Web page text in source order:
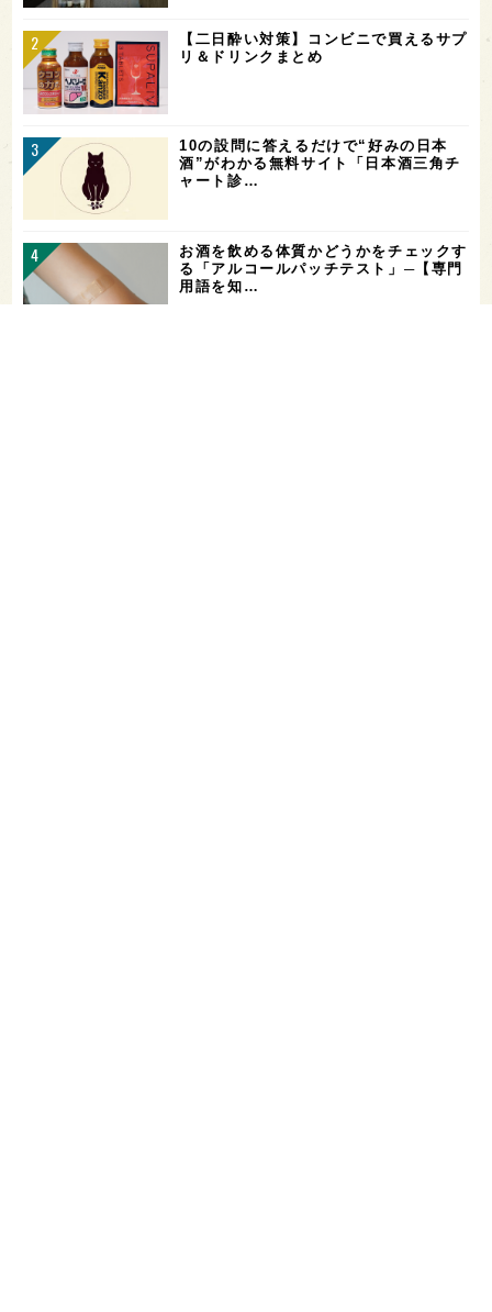
【二日酔い対策】コンビニで買えるサプ
リ＆ドリンクまとめ
10の設問に答えるだけで“好みの日本
酒”がわかる無料サイト「日本酒三角チ
ャート診…
お酒を飲める体質かどうかをチェックす
る「アルコールパッチテスト」─【専門
用語を知…